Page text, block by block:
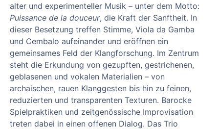
alter und experimenteller Musik – unter dem Motto:
Puissance de la douceur, die Kraft der Sanftheit. In
dieser Besetzung treffen Stimme, Viola da Gamba
und Cembalo aufeinander und eröffnen ein
gemeinsames Feld der Klangforschung. Im Zentrum
steht die Erkundung von gezupften, gestrichenen,
geblasenen und vokalen Materialien – von
archaischen, rauen Klanggesten bis hin zu feinen,
reduzierten und transparenten Texturen. Barocke
Spielpraktiken und zeitgenössische Improvisation
treten dabei in einen offenen Dialog. Das Trio